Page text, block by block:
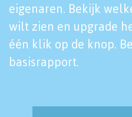
eigenaren. Bekijk
wilt zien en upgrade
één klik op de knop.
basisrapport.